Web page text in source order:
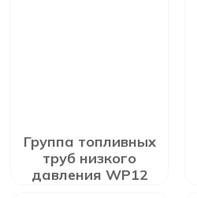
Группа топливных
труб низкого
давления WP12